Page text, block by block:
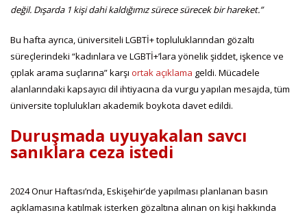
değil. Dışarda 1 kişi dahi kaldığımız sürece sürecek bir hareket.”
Bu hafta ayrıca, üniversiteli LGBTİ+ topluluklarından gözaltı
süreçlerindeki “kadınlara ve LGBTİ+’lara yönelik şiddet, işkence ve
çıplak arama suçlarına” karşı ortak açıklama geldi. Mücadele
alanlarındaki kapsayıcı dil ihtiyacına da vurgu yapılan mesajda, tüm
üniversite toplulukları akademik boykota davet edildi.
Duruşmada uyuyakalan savcı
sanıklara ceza istedi
2024 Onur Haftası’nda, Eskişehir’de yapılması planlanan basın
açıklamasına katılmak isterken gözaltına alınan on kişi hakkında